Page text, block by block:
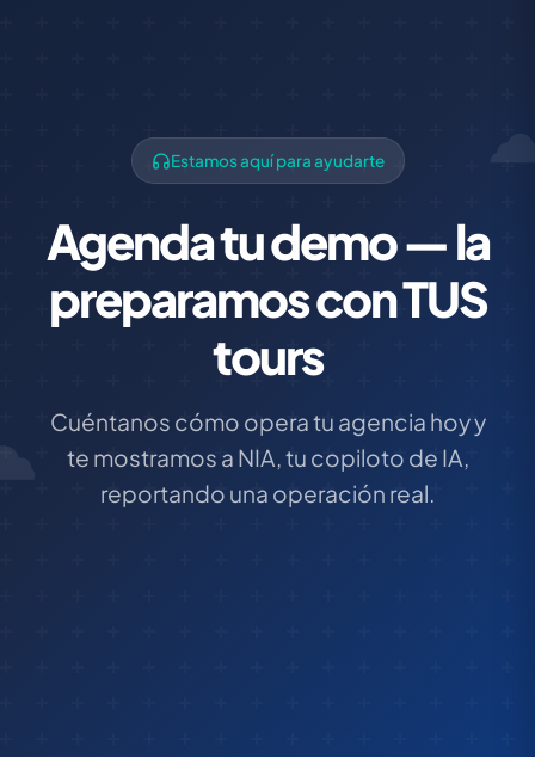
Estamos aquí para ayudarte
Agenda tu demo — la
preparamos con TUS
tours
Cuéntanos cómo opera tu agencia hoy y
te mostramos a NIA, tu copiloto de IA,
reportando una operación real.